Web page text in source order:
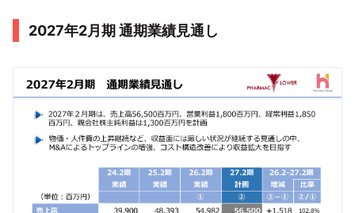
2027年2月期 通期業績見通し